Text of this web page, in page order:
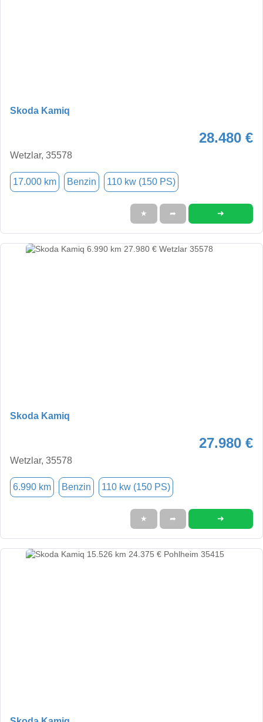
Skoda Kamiq
28.480 €
Wetzlar, 35578
17.000 km Benzin 110 kw (150 PS)
★ ➦ ➜
Skoda Kamiq
27.980 €
Wetzlar, 35578
6.990 km Benzin 110 kw (150 PS)
★ ➦ ➜